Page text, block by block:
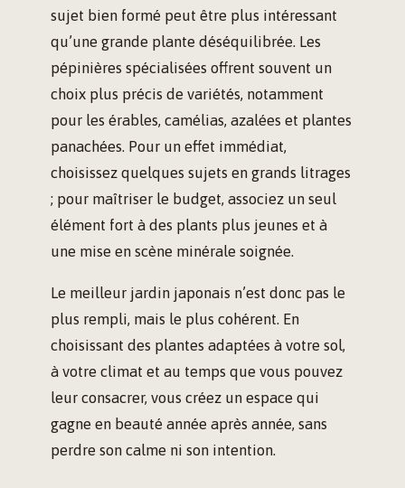
sujet bien formé peut être plus intéressant
qu’une grande plante déséquilibrée. Les
pépinières spécialisées offrent souvent un
choix plus précis de variétés, notamment
pour les érables, camélias, azalées et plantes
panachées. Pour un effet immédiat,
choisissez quelques sujets en grands litrages
; pour maîtriser le budget, associez un seul
élément fort à des plants plus jeunes et à
une mise en scène minérale soignée.
Le meilleur jardin japonais n’est donc pas le
plus rempli, mais le plus cohérent. En
choisissant des plantes adaptées à votre sol,
à votre climat et au temps que vous pouvez
leur consacrer, vous créez un espace qui
gagne en beauté année après année, sans
perdre son calme ni son intention.